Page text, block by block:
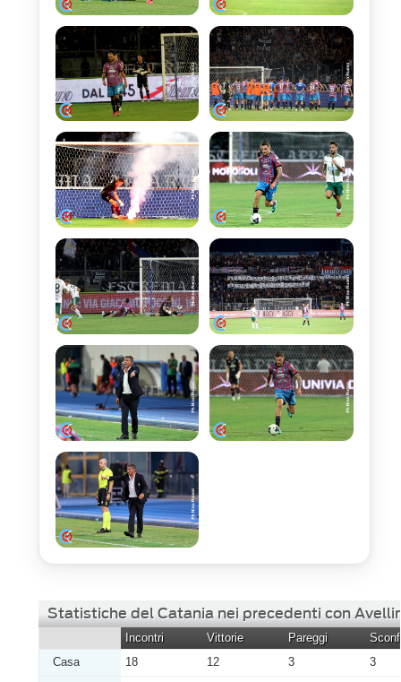
Statistiche del Catania nei precedenti con
Incontri Vittorie Pareggi
Casa
18 12 3
3